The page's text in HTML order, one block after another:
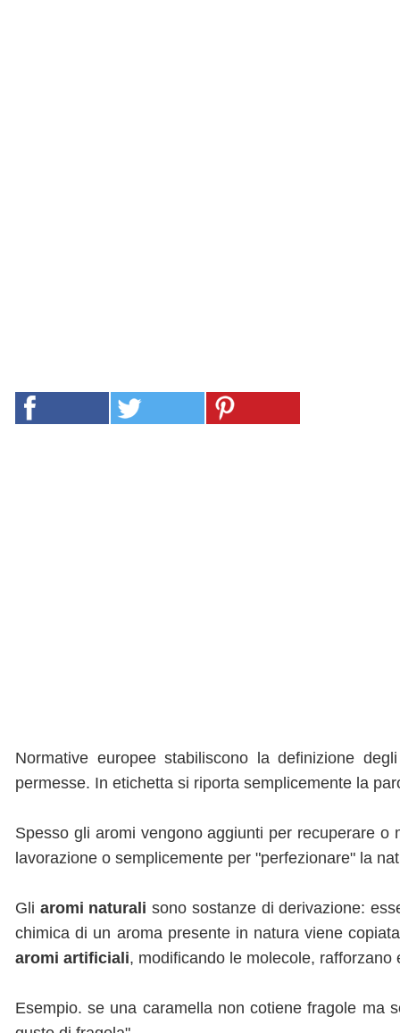
Normative europee stabiliscono la definizione
permesse. In etichetta si riporta semplicemente la
Spesso gli aromi vengono aggiunti per recuperare
lavorazione o semplicemente per "perfezionare" la
Gli aromi naturali sono sostanze di derivazione:
chimica di un aroma presente in natura viene
aromi artificiali, modificando le molecole, rafforzano
Esempio. se una caramella non cotiene fragole ma